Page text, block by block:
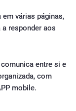
em várias páginas,
responder aos
entre si e
com
mobile.